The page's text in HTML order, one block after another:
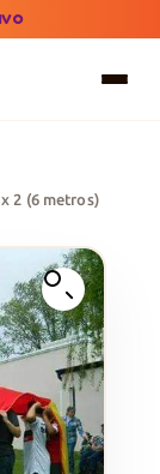
2 (6 metros)